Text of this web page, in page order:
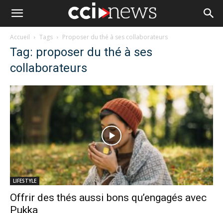
Accueil Tags Proposer du thé à ses collaborateurs
Tag: proposer du thé à ses
collaborateurs
LIFESTYLE
Offrir des thés aussi bons qu’engagés avec
Pukka